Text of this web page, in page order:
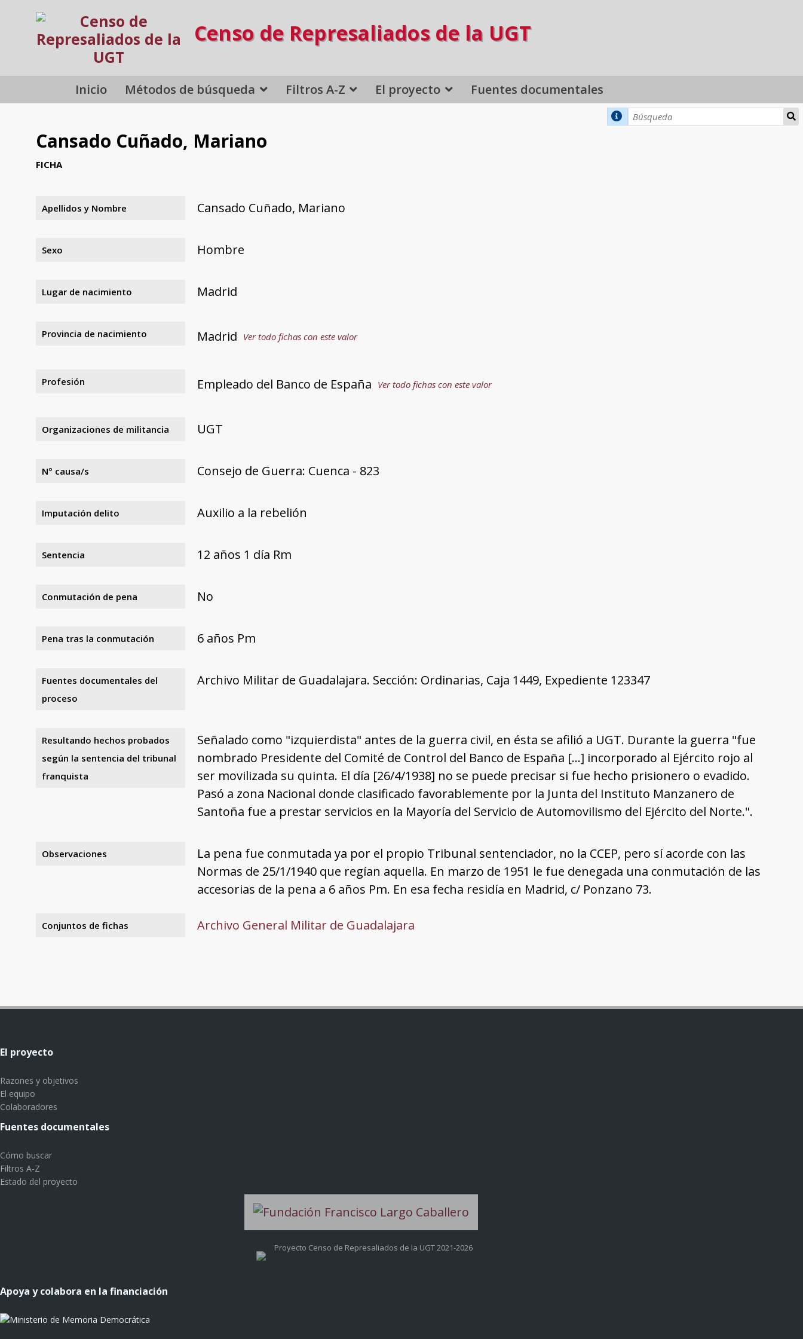
Censo de Represaliados de la UGT
Inicio Métodos de búsqueda Filtros A-Z El proyecto Fuentes documentales
Cansado Cuñado, Mariano
FICHA
Apellidos y Nombre Cansado Cuñado, Mariano
Sexo Hombre
Lugar de nacimiento Madrid
Provincia de nacimiento Madrid Ver todo fichas con este valor
Profesión Empleado del Banco de España Ver todo fichas con este valor
Organizaciones de militancia UGT
Nº causa/s Consejo de Guerra: Cuenca - 823
Imputación delito Auxilio a la rebelión
Sentencia 12 años 1 día Rm
Conmutación de pena No
Pena tras la conmutación 6 años Pm
Fuentes documentales del
proceso
Archivo Militar de Guadalajara. Sección: Ordinarias, Caja 1449, Expediente 123347
Resultando hechos probados
según la sentencia del tribunal
franquista
Señalado como "izquierdista" antes de la guerra civil, en ésta se afilió a UGT. Durante la guerra "fue
nombrado Presidente del Comité de Control del Banco de España […] incorporado al Ejército rojo al
ser movilizada su quinta. El día [26/4/1938] no se puede precisar si fue hecho prisionero o evadido.
Pasó a zona Nacional donde clasificado favorablemente por la Junta del Instituto Manzanero de
Santoña fue a prestar servicios en la Mayoría del Servicio de Automovilismo del Ejército del Norte.".
Observaciones
La pena fue conmutada ya por el propio Tribunal sentenciador, no la CCEP, pero sí acorde con las
Normas de 25/1/1940 que regían aquella. En marzo de 1951 le fue denegada una conmutación de las
accesorias de la pena a 6 años Pm. En esa fecha residía en Madrid, c/ Ponzano 73.
Conjuntos de fichas Archivo General Militar de Guadalajara
El proyecto
Razones y objetivos
El equipo
Colaboradores
Fuentes documentales
Cómo buscar
Filtros A-Z
Estado del proyecto
Proyecto Censo de Represaliados de la UGT 2021-2026
Apoya y colabora en la financiación